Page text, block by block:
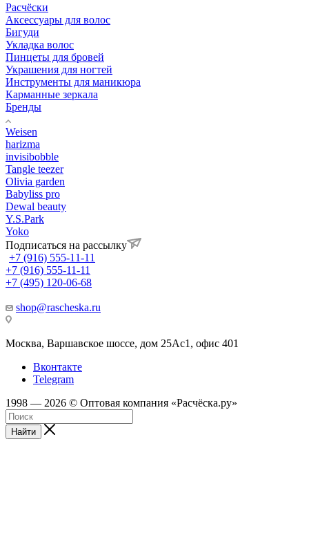
Расчёски
Аксессуары для волос
Бигуди
Укладка волос
Пинцеты для бровей
Украшения для ногтей
Инструменты для маникюра
Карманные зеркала
Бренды
Weisen
harizma
invisibobble
Tangle teezer
Olivia garden
Babyliss pro
Dewal beauty
Y.S.Park
Yoko
Подписаться на рассылку
+7 (916) 555-11-11
+7 (916) 555-11-11
+7 (495) 120-06-68
shop@rascheska.ru
Москва, Варшавское шоссе, дом 25Аc1, офис 401
Вконтакте
Telegram
1998 — 2026 © Оптовая компания «Расчёска.ру»
Найти